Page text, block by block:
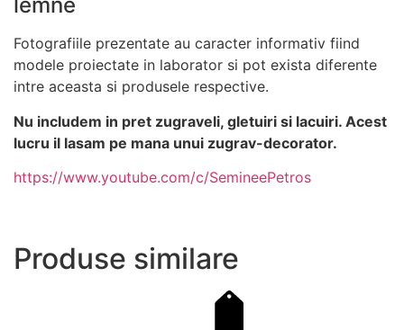
lemne
Fotografiile prezentate au caracter informativ fiind
modele proiectate in laborator si pot exista diferente
intre aceasta si produsele respective.
Nu includem in pret zugraveli, gletuiri si lacuiri. Acest
lucru il lasam pe mana unui zugrav-decorator.
https://www.youtube.com/c/SemineePetros
Produse similare